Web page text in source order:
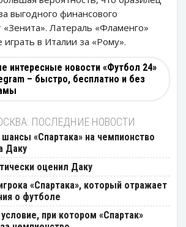
выгодного финансового
Латераль «Фламенго»
в Италии за «Рому».
интересные новости «Футбол 24»
– быстро, бесплатно и без
ПОСЛЕДНИЕ НОВОСТИ
«Спартака» на чемпионство
Даку
оценил Даку
«Спартака», который отражает
о футболе
при котором «Спартак»